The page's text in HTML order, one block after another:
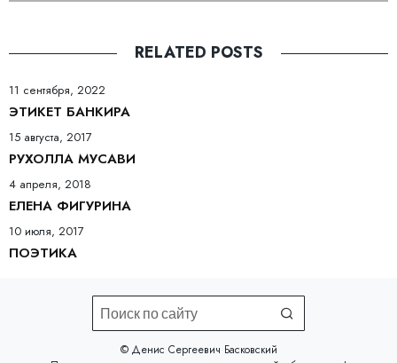
RELATED POSTS
11 сентября, 2022
ЭТИКЕТ БАНКИРА
15 августа, 2017
РУХОЛЛА МУСАВИ
4 апреля, 2018
ЕЛЕНА ФИГУРИНА
10 июля, 2017
ПОЭТИКА
©️ Денис Сергеевич Басковский